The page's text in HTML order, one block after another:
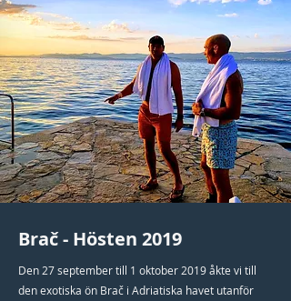
Brač- Hösten 2019
Den 27 september till 1 oktober 2019 åkte vi till
den exotiska ön Brač i Adriatiska havet utanför